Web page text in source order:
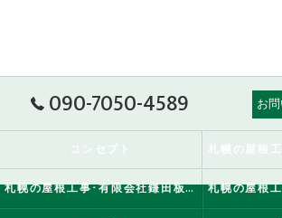
090-7050-4589 お
コンセプト
札幌の屋根工事･有限会社鎌田板金工業の評判